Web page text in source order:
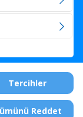
Tercihler
Reddet